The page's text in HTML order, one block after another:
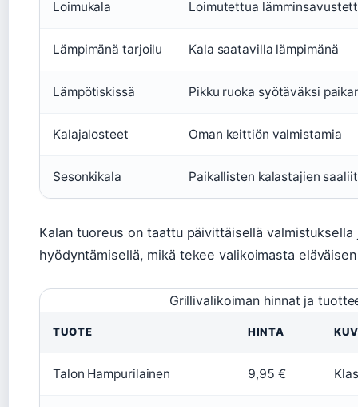
Loimukala Loimutettua
Lämpimänä tarjoilu Kala saatavilla lämpimänä
Lämpötiskissä Pikku ruoka syötäväksi
Kalajalosteet Oman keittiön valmistamia
Sesonkikala Paikallisten kalastajien
Kalan tuoreus on taattu päivittäisellä
hyödyntämisellä, mikä tekee valikoimasta
Grillivalikoiman hinnat ja
TUOTE HINTA
Talon Hampurilainen 9,95 €